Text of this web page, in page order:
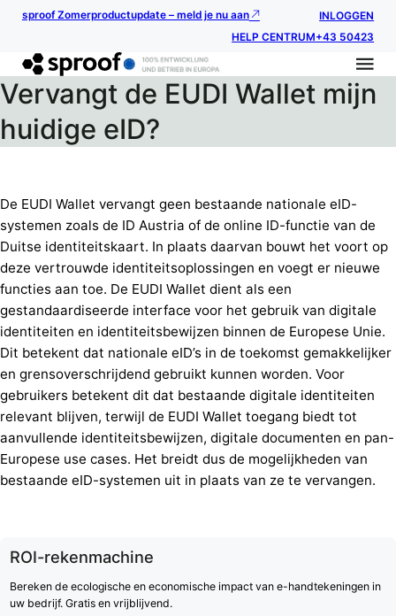
sproof Zomerproductupdate – meld je nu aan
INLOGGEN
HELP CENTRUM+43 50423
Vervangt de EUDI Wallet mijn
huidige eID?
De EUDI Wallet vervangt geen bestaande nationale eID-
systemen zoals de ID Austria of de online ID-functie van de
Duitse identiteitskaart. In plaats daarvan bouwt het voort op
deze vertrouwde identiteitsoplossingen en voegt er nieuwe
functies aan toe. De EUDI Wallet dient als een
gestandaardiseerde interface voor het gebruik van digitale
identiteiten en identiteitsbewijzen binnen de Europese Unie.
Dit betekent dat nationale eID’s in de toekomst gemakkelijker
en grensoverschrijdend gebruikt kunnen worden. Voor
gebruikers betekent dit dat bestaande digitale identiteiten
relevant blijven, terwijl de EUDI Wallet toegang biedt tot
aanvullende identiteitsbewijzen, digitale documenten en pan-
Europese use cases. Het breidt dus de mogelijkheden van
bestaande eID-systemen uit in plaats van ze te vervangen.
ROI-rekenmachine
Bereken de ecologische en economische impact van e-handtekeningen in
uw bedrijf. Gratis en vrijblijvend.